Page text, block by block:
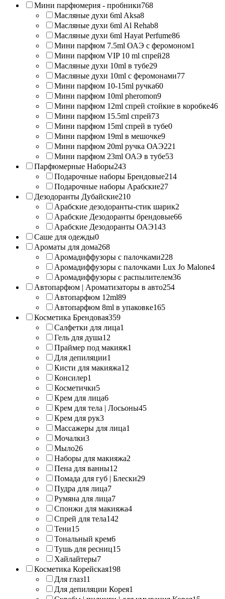
Мини парфюмерия - пробники768
Масляные духи 6ml Aksa8
Масляные духи 6ml Al Rehab8
Масляные духи 6ml Hayat Perfume86
Мини парфюм 7.5ml ОАЭ с феромоном1
Мини парфюм VIP 10 ml спрей28
Масляные духи 10ml в тубе29
Масляные духи 10ml с феромонами77
Мини парфюм 10-15ml ручка60
Мини парфюм 10ml pheromon9
Мини парфюм 12ml спрей стойкие в коробке46
Мини парфюм 15.5ml спрей73
Мини парфюм 15ml спрей в тубе0
Мини парфюм 19ml в мешочке9
Мини парфюм 20ml ручка ОАЭ221
Мини парфюм 23ml ОАЭ в тубе53
Парфюмерные Наборы243
Подарочные наборы Брендовые214
Подарочные наборы Арабские27
Дезодоранты Дубайские210
Арабские дезодоранты-стик шарик2
Арабские Дезодоранты брендовые66
Арабские Дезодоранты ОАЭ143
Саше для одежды0
Ароматы для дома268
Аромадиффузоры с палочками228
Аромадиффузоры с палочками Lux Jo Malone4
Аромадиффузоры с распылителем36
Автопарфюм | Ароматизаторы в авто254
Автопарфюм 12ml89
Автопарфюм 8ml в упаковке165
Косметика Брендовая359
Салфетки для лица1
Гель для душа12
Праймер под макияж1
Для депиляции1
Кисти для макияжа12
Консилер1
Косметички5
Крем для лица6
Крем для тела | Лосьоны45
Крем для рук3
Массажеры для лица1
Мочалки3
Мыло26
Наборы для макияжа2
Пена для ванны12
Помада для губ | Блески29
Пудра для лица7
Румяна для лица7
Спонжи для макияжа4
Спрей для тела142
Тени15
Тональный крем6
Тушь для ресниц15
Хайлайтеры7
Косметика Корейская198
Для глаз11
Для депиляции Корея1